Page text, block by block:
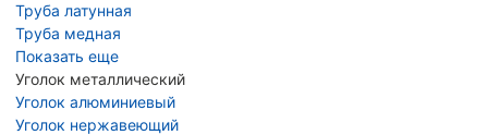
Труба латунная
Труба медная
Показать еще
Уголок металлический
Уголок алюминиевый
Уголок нержавеющий